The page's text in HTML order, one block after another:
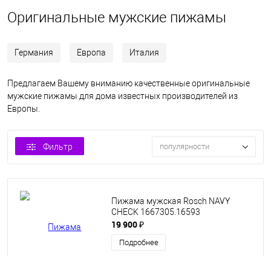
Оригинальные мужские пижамы
Германия Европа Италия
Предлагаем Вашему вниманию качественные оригинальные
мужские пижамы для дома известных производителей из
Европы.
Фильтр популярности
Пижама мужская Rosch NAVY
CHECK 1667305.16593
19 900 ₽
Подробнее